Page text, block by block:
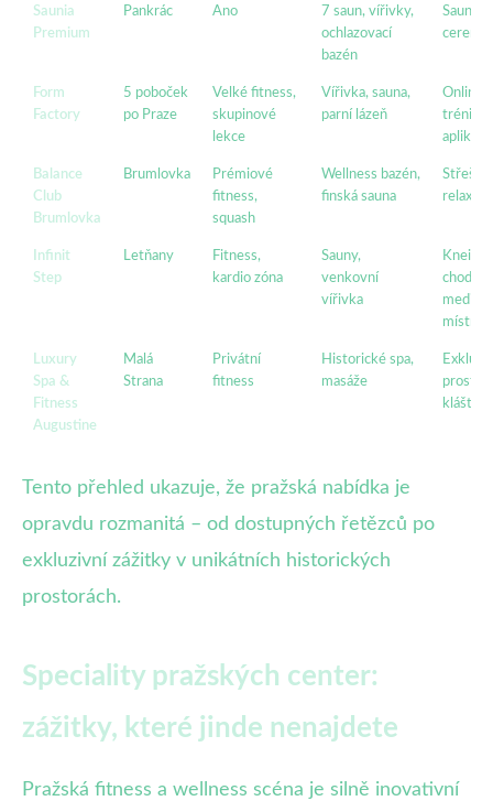
Saunia
Premium
Pankrác Ano
7 saun, vířivky,
ochlazovací
bazén
Form
Factory
5 poboček
po Praze
Velké fitness,
skupinové
lekce
Vířivka, sauna,
parní lázeň
Online
aplikace
Balance
Club
Brumlovka
Brumlovka
Prémiové
fitness,
squash
Wellness bazén,
finská sauna
Střešní
relax
Infinit
Step
Letňany
Fitness,
kardio zóna
Sauny,
venkovní
vířivka
chodník,
Luxury
Spa &
Fitness
Augustine
Malá
Strana
Privátní
fitness
Historické spa,
masáže
klášteře
Tento přehled ukazuje, že pražská nabídka je
opravdu rozmanitá – od dostupných řetězců po
exkluzivní zážitky v unikátních historických
prostorách.
Speciality pražských center:
zážitky, které jinde nenajdete
Pražská fitness a wellness scéna je silně inovativní